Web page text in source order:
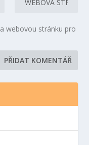
webovou stránku pro